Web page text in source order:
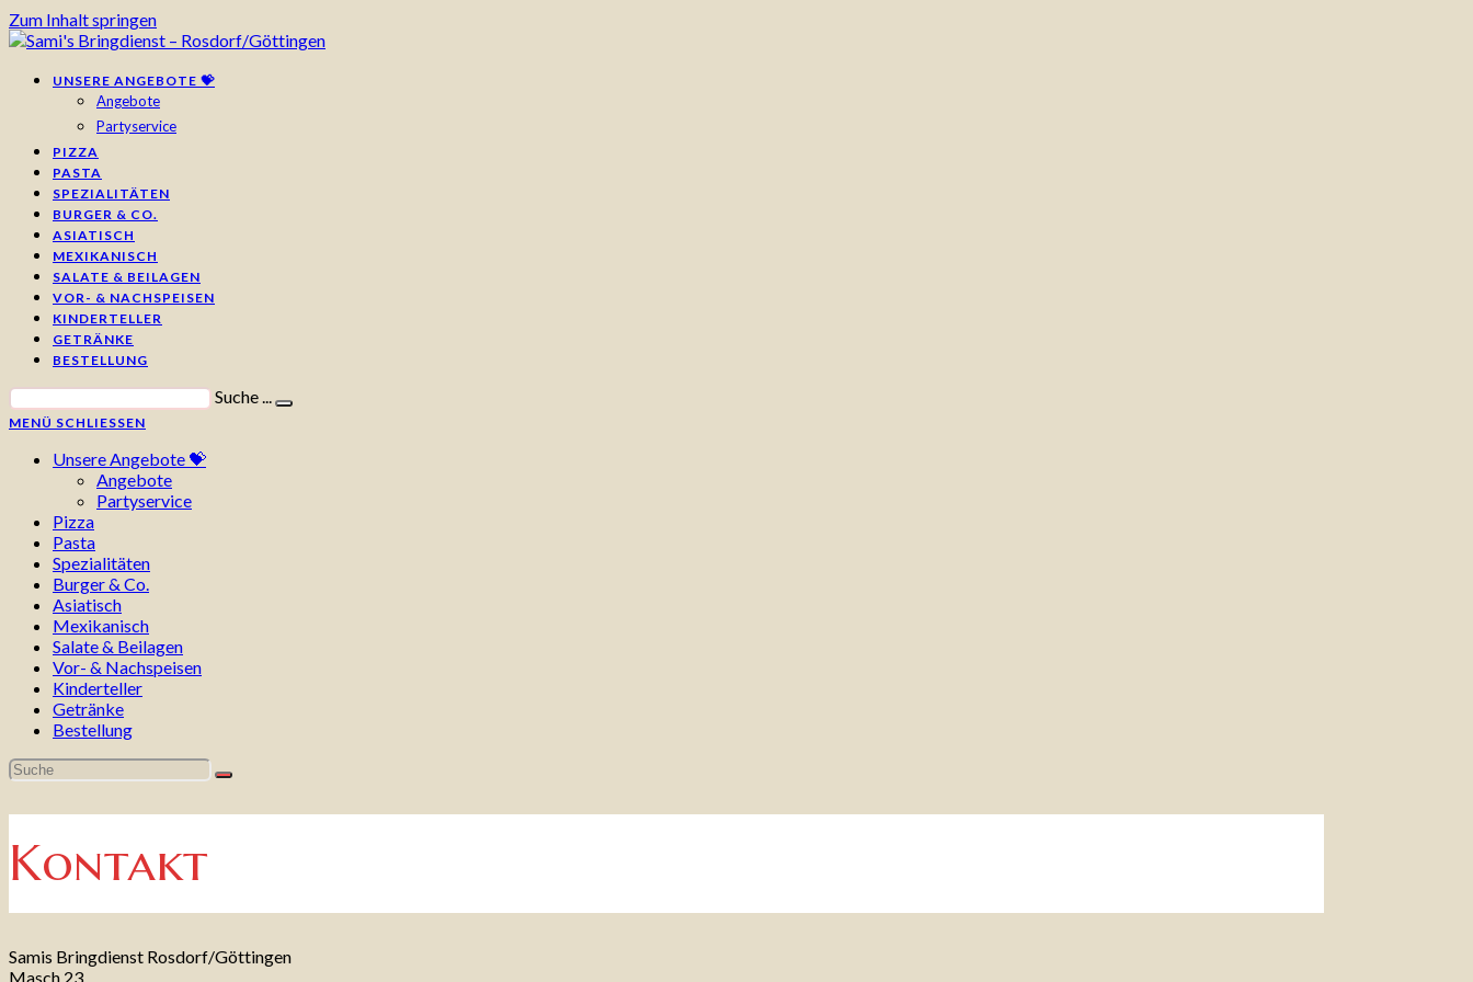
Zum Inhalt springen
UNSERE ANGEBOTE 💝
Angebote
Partyservice
PIZZA
PASTA
SPEZIALITÄTEN
BURGER & CO.
ASIATISCH
MEXIKANISCH
SALATE & BEILAGEN
VOR- & NACHSPEISEN
KINDERTELLER
GETRÄNKE
BESTELLUNG
Suche ...
MENÜ SCHLIESSEN
Unsere Angebote 💝
Angebote
Partyservice
Pizza
Pasta
Spezialitäten
Burger & Co.
Asiatisch
Mexikanisch
Salate & Beilagen
Vor- & Nachspeisen
Kinderteller
Getränke
Bestellung
Kontakt
Samis Bringdienst Rosdorf/Göttingen
Masch 23